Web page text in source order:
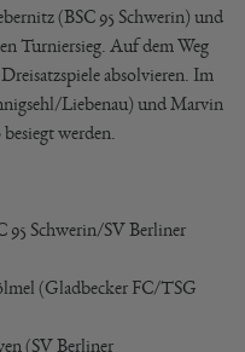
(BSC 95 Schwerin) und
Turniersieg. Auf dem Weg
absolvieren. Im
Liebenau) und Marvin
werden.
95 Schwerin/SV Berliner
(Gladbecker FC/TSG
(SV Berliner